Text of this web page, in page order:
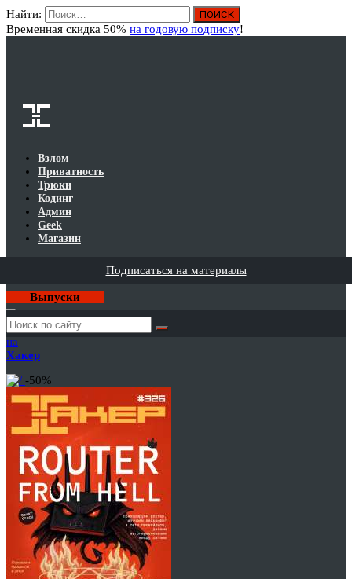
Найти:
Временная скидка 50% на годовую подписку!
Взлом
Приватность
Трюки
Кодинг
Админ
Geek
Магазин
Подписаться на материалы
Выпуски
Годовая
подписка
на
Хакер
-50%